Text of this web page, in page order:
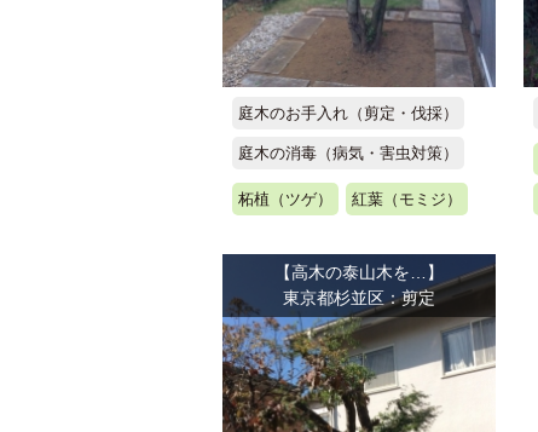
庭木のお手入れ（剪定・伐採）
庭木の消毒（病気・害虫対策）
柘植（ツゲ） 紅葉（モミジ）
【高木の泰山木を…】
東京都杉並区：剪定